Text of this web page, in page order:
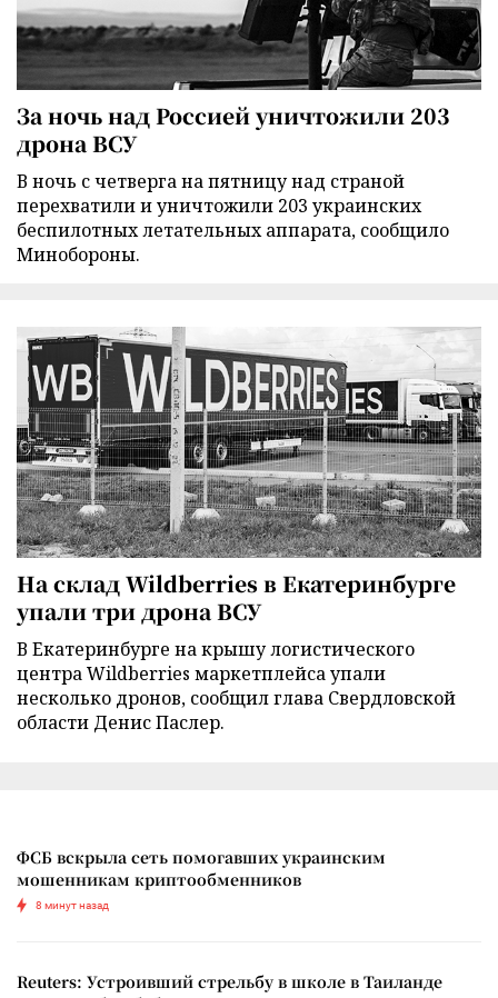
За ночь над Россией уничтожили 203
дрона ВСУ
В ночь с четверга на пятницу над страной
перехватили и уничтожили 203 украинских
беспилотных летательных аппарата, сообщило
Минобороны.
На склад Wildberries в Екатеринбурге
упали три дрона ВСУ
В Екатеринбурге на крышу логистического
центра Wildberries маркетплейса упали
несколько дронов, сообщил глава Свердловской
области Денис Паслер.
ФСБ вскрыла сеть помогавших украинским
мошенникам криптообменников
8 минут назад
Reuters: Устроивший стрельбу в школе в Таиланде